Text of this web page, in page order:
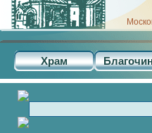
Храм